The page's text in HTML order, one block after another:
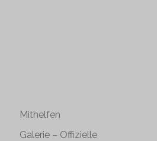
Mithelfen
Galerie – Offizielle